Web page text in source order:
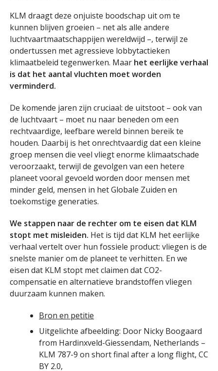
KLM draagt deze onjuiste boodschap uit om te
kunnen blijven groeien – net als alle andere
luchtvaartmaatschappijen wereldwijd –, terwijl ze
ondertussen met agressieve lobbytactieken
klimaatbeleid tegenwerken. Maar het eerlijke verhaal
is dat het aantal vluchten moet worden
verminderd.
De komende jaren zijn cruciaal: de uitstoot – ook van
de luchtvaart – moet nu naar beneden om een
rechtvaardige, leefbare wereld binnen bereik te
houden. Daarbij is het onrechtvaardig dat een kleine
groep mensen die veel vliegt enorme klimaatschade
veroorzaakt, terwijl de gevolgen van een hetere
planeet vooral gevoeld worden door mensen met
minder geld, mensen in het Globale Zuiden en
toekomstige generaties.
We stappen naar de rechter om te eisen dat KLM
stopt met misleiden. Het is tijd dat KLM het eerlijke
verhaal vertelt over hun fossiele product: vliegen is de
snelste manier om de planeet te verhitten. En we
eisen dat KLM stopt met claimen dat CO2-
compensatie en alternatieve brandstoffen vliegen
duurzaam kunnen maken.
Bron en petitie
Uitgelichte afbeelding: Door Nicky Boogaard
from Hardinxveld-Giessendam, Netherlands –
KLM 787-9 on short final after a long flight, CC
BY 2.0,